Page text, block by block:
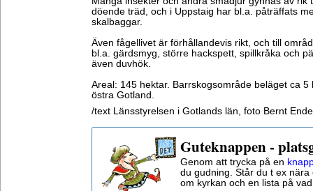
döende träd, och i Uppstaig har bl.a. påträffats
skalbaggar.
Även fågellivet är förhållandevis rikt, och till
bl.a. gärdsmyg, större hackspett, spillkråka och
även duvhök.
Areal: 145 hektar. Barrskogsområde beläget ca 5
östra Gotland.
/text Länsstyrelsen i Gotlands län, foto Bernt
Guteknappen -
Genom att trycka på en
du gudning. Står du t ex
om kyrkan och en lista på